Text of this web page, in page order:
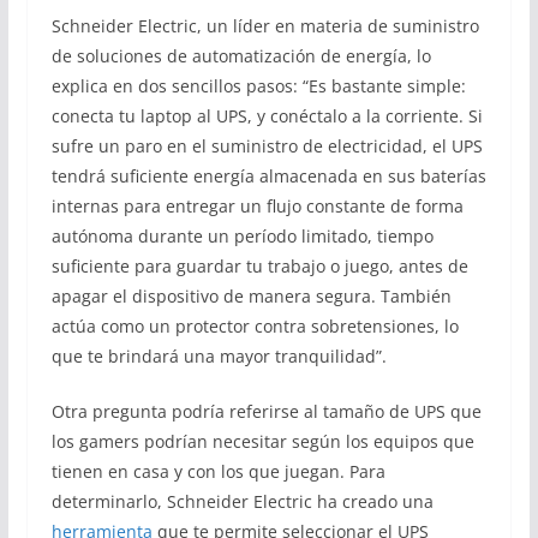
Schneider Electric, un líder en materia de suministro
de soluciones de automatización de energía, lo
explica en dos sencillos pasos: “Es bastante simple:
conecta tu laptop al UPS, y conéctalo a la corriente. Si
sufre un paro en el suministro de electricidad, el UPS
tendrá suficiente energía almacenada en sus baterías
internas para entregar un flujo constante de forma
autónoma durante un período limitado, tiempo
suficiente para guardar tu trabajo o juego, antes de
apagar el dispositivo de manera segura. También
actúa como un protector contra sobretensiones, lo
que te brindará una mayor tranquilidad”.
Otra pregunta podría referirse al tamaño de UPS que
los gamers podrían necesitar según los equipos que
tienen en casa y con los que juegan. Para
determinarlo, Schneider Electric ha creado una
herramienta que te permite seleccionar el UPS